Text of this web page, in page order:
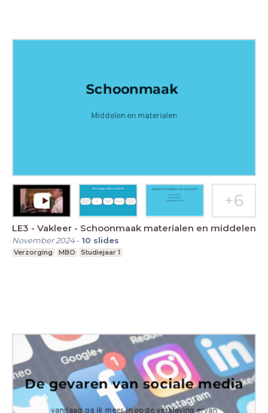
LE3 - Vakleer - Schoonmaak materialen en middelen
November 2024- 10 slides
Verzorging MBO Studiejaar 1